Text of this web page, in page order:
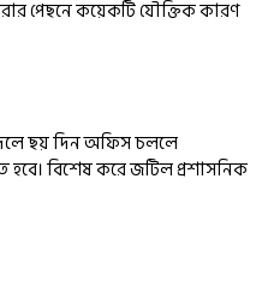
পেছনে কয়েকটি যৌক্তিক কারণ
ছয় দিন অফিস চললে
হবে। বিশেষ করে জটিল প্রশাসনিক